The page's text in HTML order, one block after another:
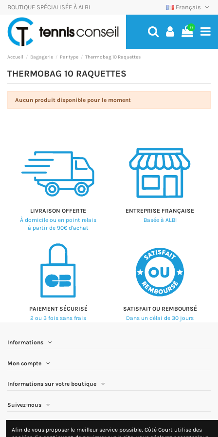
BOUTIQUE SPÉCIALISÉE À ALBI Français
0
Accueil Bagagerie Par type Thermobag 10 Raquettes
THERMOBAG 10 RAQUETTES
Aucun produit disponible pour le moment
LIVRAISON OFFERTE
À domicile ou en point relais
à partir de 90€ d'achat
ENTREPRISE FRANÇAISE
Basée à ALBI
PAIEMENT SÉCURISÉ
2 ou 3 fois sans frais
SATISFAIT OU REMBOURSÉ
Dans un délai de 30 jours
Informations
Mon compte
Informations sur votre boutique
Suivez-nous
Afin de vous proposer le meilleur service possible, Côté Court utilise des